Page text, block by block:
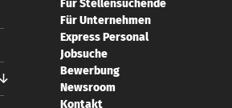
Für Unternehmen
Express Personal
Jobsuche
Bewerbung
Newsroom
Kontakt